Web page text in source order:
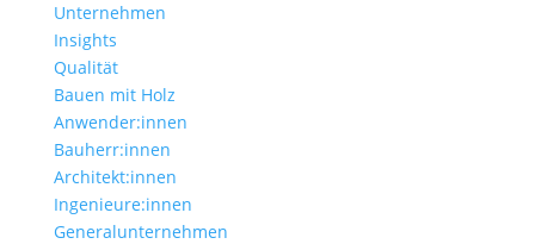
Unternehmen
Insights
Qualität
Bauen mit Holz
Anwender:innen
Bauherr:innen
Architekt:innen
Ingenieure:innen
Generalunternehmen